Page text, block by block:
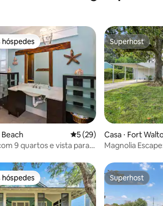
hóspedes
hóspedes
Beach 5 de uma avaliação média
5 (29)
9 quartos e vista para o
Superhost
Superhost
Casa ⋅ Fort
Magnolia
hóspedes
hóspedes Superhost
Superhost